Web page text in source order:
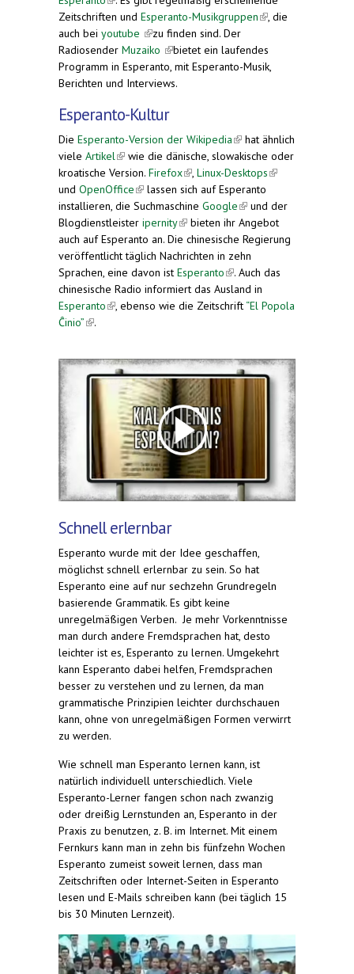
Zeitschriften und Esperanto-Musikgruppen(link is
, die
auch bei youtube (link is external)
zu finden sind. Der
Radiosender Muzaiko (link is external)
bietet ein laufendes
Programm in Esperanto, mit Esperanto-Musik,
Berichten und Interviews.
Esperanto-Kultur
Die Esperanto-Version der Wikipedia(link is
external)
hat ähnlich
viele Artikel(link is external)
wie die dänische, slowakische oder
kroatische Version. Firefox(link is external)
, Linux-Desktops(link is
und OpenOffice(link is external)
lassen sich auf Esperanto
installieren, die Suchmaschine Google(link is
external)
und der
Blogdienstleister ipernity(link is external)
bieten ihr Angebot
auch auf Esperanto an. Die chinesische Regierung
veröffentlicht täglich Nachrichten in zehn
Sprachen, eine davon ist Esperanto(link is
external)
. Auch das
chinesische Radio informiert das Ausland in
Esperanto(link is external)
, ebenso wie die Zeitschrift “El Popola
Ĉinio”(link is external)
.
Schnell erlernbar
Esperanto wurde mit der Idee geschaffen,
möglichst schnell erlernbar zu sein. So hat
Esperanto eine auf nur sechzehn Grundregeln
basierende Grammatik. Es gibt keine
unregelmäßigen Verben. Je mehr Vorkenntnisse
man durch andere Fremdsprachen hat, desto
leichter ist es, Esperanto zu lernen. Umgekehrt
kann Esperanto dabei helfen, Fremdsprachen
besser zu verstehen und zu lernen, da man
grammatische Prinzipien leichter durchschauen
kann, ohne von unregelmäßigen Formen verwirrt
zu werden.
Wie schnell man Esperanto lernen kann, ist
natürlich individuell unterschiedlich. Viele
Esperanto-Lerner fangen schon nach zwanzig
oder dreißig Lernstunden an, Esperanto in der
Praxis zu benutzen, z. B. im Internet. Mit einem
Fernkurs kann man in zehn bis fünfzehn Wochen
Esperanto zumeist soweit lernen, dass man
Zeitschriften oder Internet-Seiten in Esperanto
lesen und E-Mails schreiben kann (bei täglich 15
bis 30 Minuten Lernzeit).